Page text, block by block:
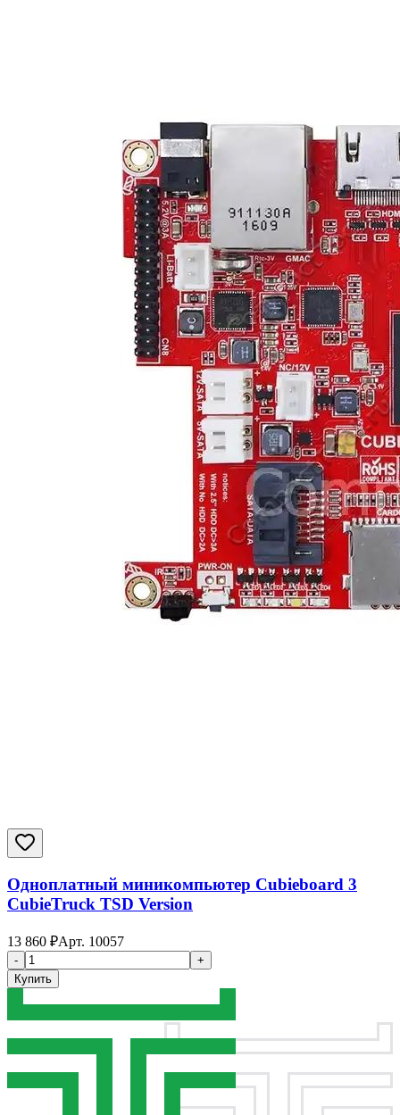
Одноплатный миникомпьютер Cubieboard 3
CubieTruck TSD Version
13 860 ₽Арт. 10057
-
+
Купить